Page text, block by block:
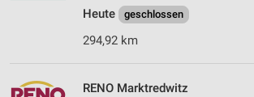
Heute
geschlossen
294,92 km
RENO Marktredwitz